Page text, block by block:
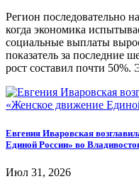
Регион последовательно
когда экономика
социальные выплаты
показатель за последние
рост составил почти 50%.
Евгения Иваровская
Единой России» во
Июл 31, 2026